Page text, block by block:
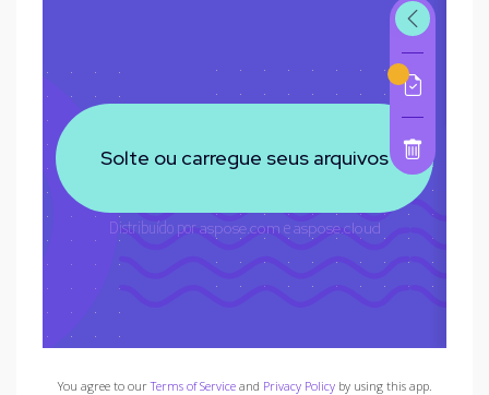
You agree to ourTerms of Serviceand Privacy Policyby using this app.